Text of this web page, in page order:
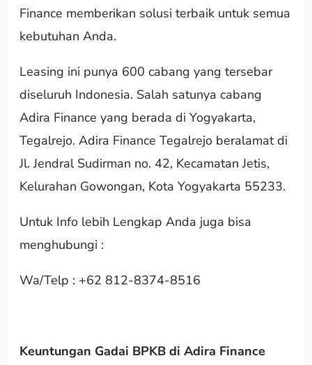
Finance memberikan solusi terbaik untuk semua
kebutuhan Anda.
Leasing ini punya 600 cabang yang tersebar
diseluruh Indonesia. Salah satunya cabang
Adira Finance yang berada di Yogyakarta,
Tegalrejo. Adira Finance Tegalrejo beralamat di
Jl. Jendral Sudirman no. 42, Kecamatan Jetis,
Kelurahan Gowongan, Kota Yogyakarta 55233.
Untuk Info lebih Lengkap Anda juga bisa
menghubungi :
Wa/Telp : +62 812-8374-8516
Keuntungan Gadai BPKB di Adira Finance